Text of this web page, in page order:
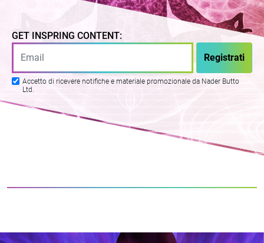
GET INSPRING CONTENT:
Accetto di ricevere notifiche e materiale promozionale da Nader Butto
Ltd.